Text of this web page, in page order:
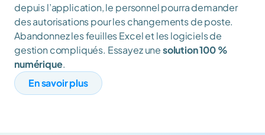
depuis l’application, le personnel pourra demander
des autorisations pour les changements de poste.
Abandonnez les feuilles Excel et les logiciels de
gestion compliqués. Essayez une solution 100 %
numérique.
En savoir plus